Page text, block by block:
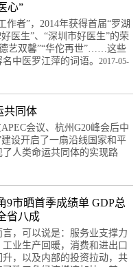
心”
作者”，2014年获得首届“罗湖
医生”、“深圳市好医生”的荣
艺双馨”“华佗再世”……这些
中医罗江萍的词语。 2017-05-
共同体
会议、杭州G20峰会后中
设开启了一扇沿线国家和平
人类命运共同体的实现路
9市晒首季成绩单 GDP总
省八成
言，可以说是：服务业支撑力
工业生产回暖，消费和进出口
升，以及内部的投资拉动，共